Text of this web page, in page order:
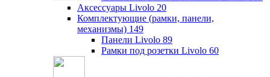
Аксессуары Livolo 20
Комплектующие (рамки, панели,
механизмы) 149
Панели Livolo 89
Рамки под розетки Livolo 60